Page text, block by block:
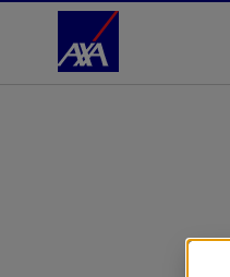
Accéder au Contenu